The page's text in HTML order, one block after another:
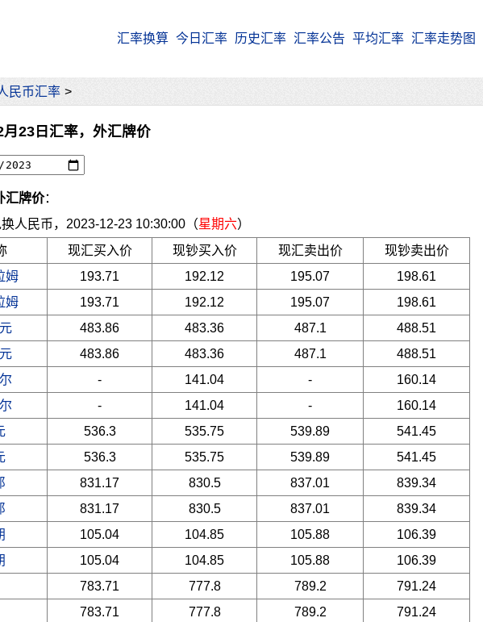
汇率换算 今日汇率 历史汇率 汇率公告 平均汇率 汇率走势图
民币汇率 >
月23日汇率，外汇牌价
汇牌价：
民币，2023-12-23 10:30:00（星期六）
现汇买入价 现钞买入价 现汇卖出价
现钞卖出价
姆
193.71 192.12 195.07
198.61
姆
193.71 192.12 195.07
198.61
483.86 483.36 487.1
488.51
483.86 483.36 487.1
488.51
- 141.04 -
160.14
- 141.04 -
160.14
536.3 535.75 539.89
541.45
536.3 535.75 539.89
541.45
831.17 830.5 837.01
839.34
831.17 830.5 837.01
839.34
105.04 104.85 105.88
106.39
105.04 104.85 105.88
106.39
783.71 777.8 789.2
791.24
783.71 777.8 789.2
791.24